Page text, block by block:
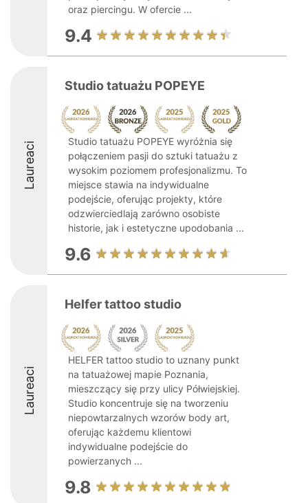
oraz piercingu. W ofercie ...
9.4
Laureaci
Studio tatuażu POPEYE
Studio tatuażu POPEYE wyróżnia się
połączeniem pasji do sztuki tatuażu z
wysokim poziomem profesjonalizmu. To
miejsce stawia na indywidualne
podejście, oferując projekty, które
odzwierciedlają zarówno osobiste
historie, jak i estetyczne upodobania ...
9.6
Laureaci
Helfer tattoo studio
HELFER tattoo studio to uznany punkt
na tatuażowej mapie Poznania,
mieszczący się przy ulicy Półwiejskiej.
Studio koncentruje się na tworzeniu
niepowtarzalnych wzorów body art,
oferując każdemu klientowi
indywidualne podejście do
powierzanych ...
9.8